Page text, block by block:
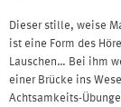
Dieser stille, weise
ist eine Form des
Lauschen… Bei ihm
einer Brücke ins
Achtsamkeits-